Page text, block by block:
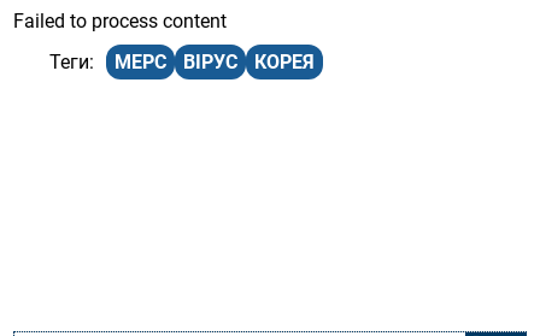
Failed to process content
МЕРС
ВІРУС КОРЕЯ